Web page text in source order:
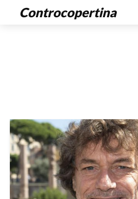
Controcopertina